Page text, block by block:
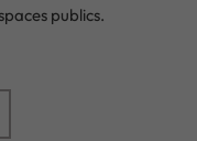
publics.